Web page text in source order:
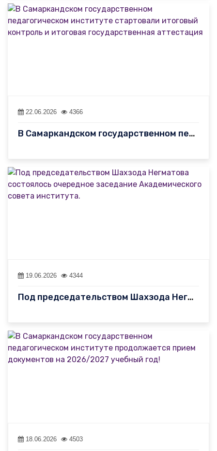
22.06.2026 4366
В Самаркандском государственном педагогическом институте стартов…
19.06.2026 4344
Под председательством Шахзода Негматова состоялось очередное зас…
18.06.2026 4503